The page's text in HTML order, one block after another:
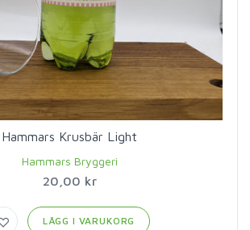
Hammars Krusbär Light
Hammars Bryggeri
20,00 kr
LÄGG I VARUKORG